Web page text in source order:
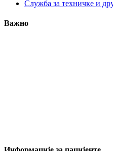
Служба за техничке и
Важно